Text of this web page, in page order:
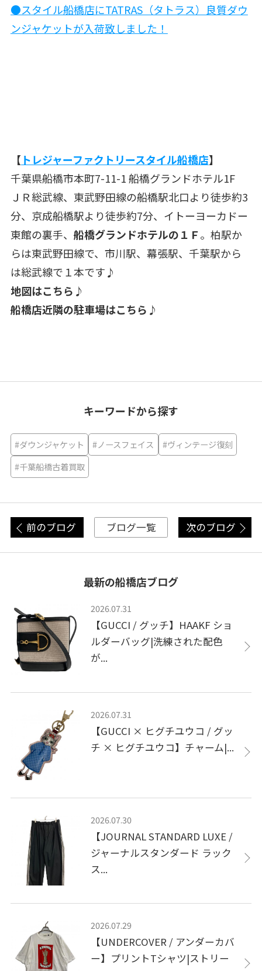
●スタイル船橋店にTATRAS（タトラス）良質ダウ
ンジャケットが入荷致しました！
【トレジャーファクトリースタイル船橋店】
千葉県船橋市本町7-11-1 船橋グランドホテル1F
ＪＲ総武線、東武野田線の船橋駅北口より徒歩約3
分、京成船橋駅より徒歩約7分、イトーヨーカドー
東館の裏手、 船橋グランドホテルの１Ｆ。柏駅か
らは東武野田線で、市川駅、幕張駅、千葉駅から
は総武線で１本です♪
地図はこちら ♪
船橋店近隣の駐車場はこちら ♪
キーワードから探す
#ダウンジャケット #ノースフェイス
#ヴィンテージ復刻
#千葉船橋古着買取
前のブログ ブログ一覧 次のブログ
最新の船橋店ブログ
2026.07.31
【GUCCI / グッチ】HAAKF ショ
ルダーバッグ|洗練された配色
が...
2026.07.31
【GUCCI × ヒグチユウコ / グッ
チ × ヒグチユウコ】チャーム|...
2026.07.30
【JOURNAL STANDARD LUXE /
ジャーナルスタンダード ラック
ス...
2026.07.29
【UNDERCOVER / アンダーカバ
ー】プリントTシャツ|ストリー